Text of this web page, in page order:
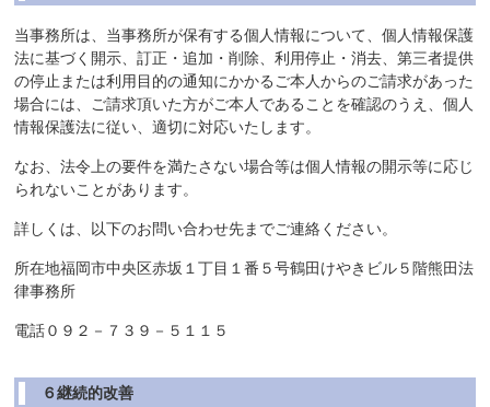
当事務所は、当事務所が保有する個人情報について、個人情報保護
法に基づく開示、訂正・追加・削除、利用停止・消去、第三者提供
の停止または利用目的の通知にかかるご本人からのご請求があった
場合には、ご請求頂いた方がご本人であることを確認のうえ、個人
情報保護法に従い、適切に対応いたします。
なお、法令上の要件を満たさない場合等は個人情報の開示等に応じ
られないことがあります。
詳しくは、以下のお問い合わせ先までご連絡ください。
所在地福岡市中央区赤坂１丁目１番５号鶴田けやきビル５階熊田法
律事務所
電話０９２－７３９－５１１５
６継続的改善